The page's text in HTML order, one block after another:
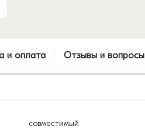
и оплата Отзывы и вопросы
совместимый